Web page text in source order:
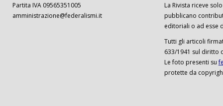
Partita IVA 09565351005
amministrazione@federalismi.it
La Rivista riceve
pubblicano
editoriali o ad esse
Tutti gli articoli
633/1941 sul diritto
Le foto presenti su
protette da